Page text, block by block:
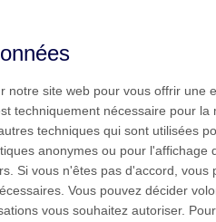
notre site web pour vous offrir une
techniquement nécessaire pour la
techniques qui sont utilisées
anonymes ou pour l'affichage
Si vous n'êtes pas d'accord, vous
Vous pouvez décider
vous souhaitez autoriser.